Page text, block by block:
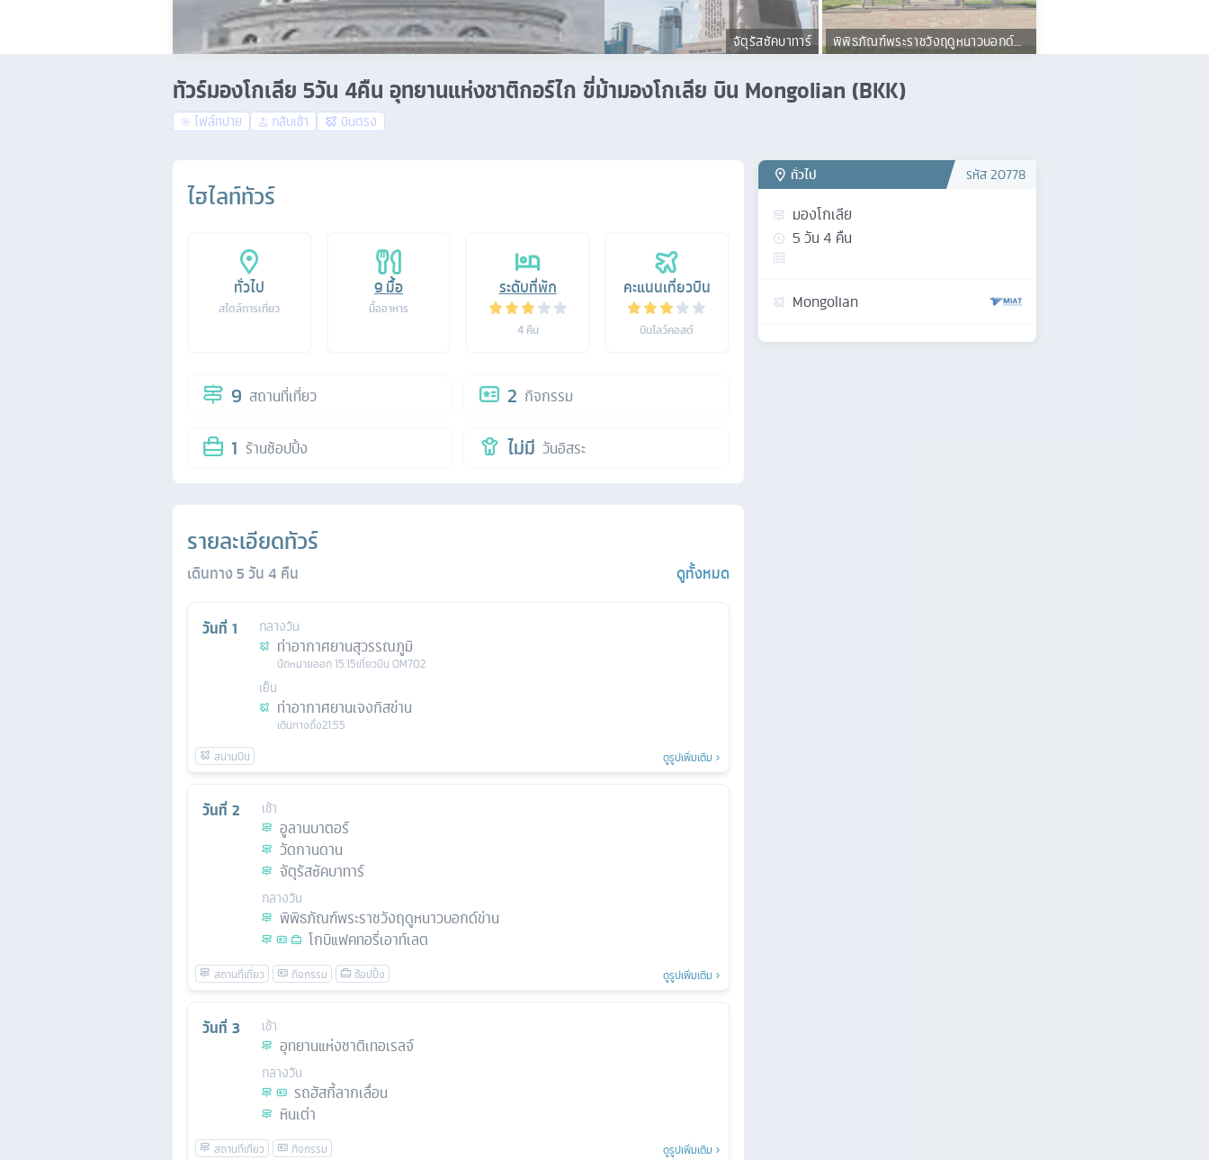
จัตุรัสซัคบาทาร์
พิพิธภัณฑ์พระราชวังฤดูหนาวบอกด์
ข่าน
ทัวร์มองโกเลีย 5วัน 4คืน อุทยานแห่งชาติกอร์ไก ขี่ม้ามองโกเลีย บิน Mongolian (BKK)
ไฟล์ทบ่าย กลับเช้า บินตรง
ไฮไลท์ทัวร์
ทั่วไป
สไตล์การเที่ยว
9มื้อ
มื้ออาหาร
ระดับที่พัก
4คืน
คะแนนเที่ยวบิน
บินโลว์คอสต์
9 สถานที่เที่ยว 2 กิจกรรม
1 ร้านช้อปปิ้ง ไม่มี วันอิสระ
รายละเอียดทัวร์
เดินทาง5วัน4 คืน ดูทั้งหมด
วันที่ 1 กลางวัน
ท่าอากาศยานสุวรรณภูมิ
นัดหมายออก15.15เที่ยวบิน OM702
เย็น
ท่าอากาศยานเจงกิสข่าน
เดินทางถึง21.55
ดูรูปเพิ่มเติม
วันที่ 2 เช้า
อูลานบาตอร์
วัดกานดาน
จัตุรัสซัคบาทาร์
กลางวัน
พิพิธภัณฑ์พระราชวังฤดูหนาวบอกด์ข่าน
โกบิแฟคทอรี่เอาท์เลต
ดูรูปเพิ่มเติม
วันที่ 3 เช้า
อุทยานแห่งชาติเทอเรลจ์
กลางวัน
รถฮัสกี้ลากเลื่อน
หินเต่า
ดูรูปเพิ่มเติม
ทั่วไป รหัส20778
มองโกเลีย
5วัน4 คืน
Mongolian